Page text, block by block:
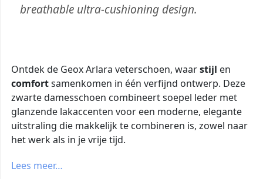
breathable ultra-cushioning design.
Ontdek de Geox Arlara veterschoen, waarstijl en
comfortsamenkomen in één verfijnd ontwerp. Deze
zwarte damesschoen combineert soepel leder met
glanzende lakaccenten voor een moderne, elegante
uitstraling die makkelijk te combineren is, zowel naar
het werk als in je vrije tijd.
Lees meer…